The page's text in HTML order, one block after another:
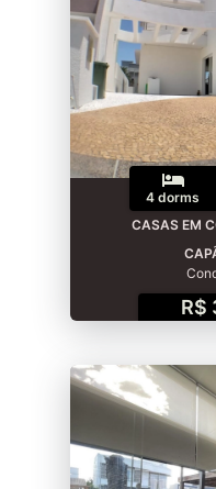
4 dorms
CASAS EM
R$